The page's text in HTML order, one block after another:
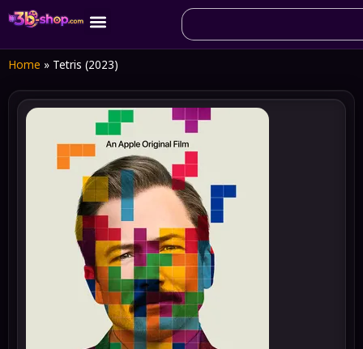
Home » Tetris (2023)